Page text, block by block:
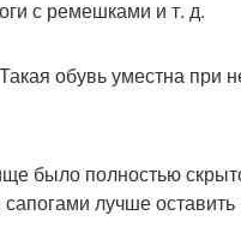
с ремешками и т. д.
обувь уместна при
было полностью
лучше